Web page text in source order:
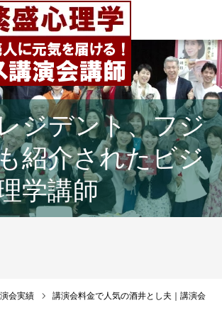
ジデント、フジ
紹介されたビジ
学講師
会実績
講演会料金で人気の酒井とし夫｜講演会